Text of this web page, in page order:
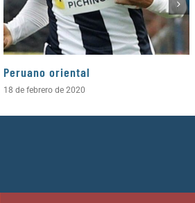
Peruano oriental
18 de febrero de 2020